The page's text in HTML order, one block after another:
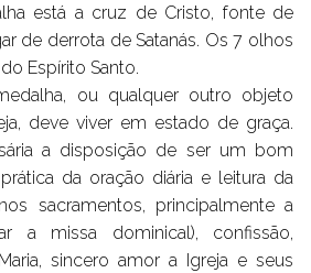
está a cruz de Cristo, fonte de
de derrota de Satanás. Os 7 olhos
Espírito Santo.
ou qualquer outro objeto
deve viver em estado de graça.
a disposição de ser um bom
da oração diária e leitura da
sacramentos, principalmente a
a missa dominical), confissão,
sincero amor a Igreja e seus